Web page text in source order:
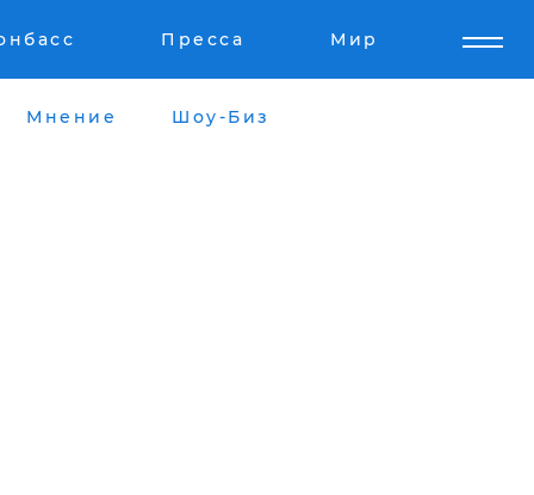
Пресса Мир
Мнение Шоу-Биз